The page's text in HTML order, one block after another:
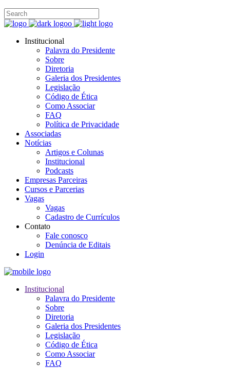
Institucional
Palavra do Presidente
Sobre
Diretoria
Galeria dos Presidentes
Legislação
Código de Ética
Como Associar
FAQ
Política de Privacidade
Associadas
Notícias
Artigos e Colunas
Institucional
Podcasts
Empresas Parceiras
Cursos e Parcerias
Vagas
Vagas
Cadastro de Currículos
Contato
Fale conosco
Denúncia de Editais
Login
Institucional
Palavra do Presidente
Sobre
Diretoria
Galeria dos Presidentes
Legislação
Código de Ética
Como Associar
FAQ